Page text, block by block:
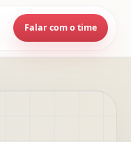
Falar com o time